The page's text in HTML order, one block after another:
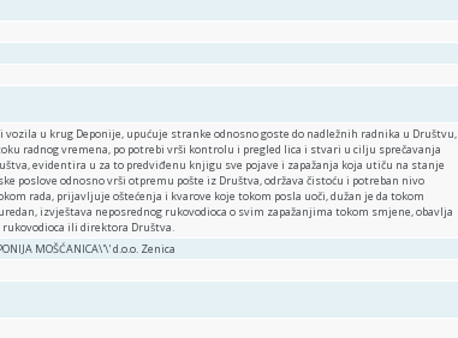
u krug Deponije, upućuje stranke odnosno goste do nadležnih radnika u Društvu,
radnog vremena, po potrebi vrši kontrolu i pregled lica i stvari u cilju sprečavanja
evidentira u za to predviđenu knjigu sve pojave i zapažanja koja utiču na stanje
poslove odnosno vrši otpremu pošte iz Društva, održava čistoću i potreban nivo
rada, prijavljuje oštećenja i kvarove koje tokom posla uoči, dužan je da tokom
izvještava neposrednog rukovodioca o svim zapažanjima tokom smjene, obavlja
rukovodioca ili direktora Društva.
MOŠĆANICA\'\' d.o.o. Zenica